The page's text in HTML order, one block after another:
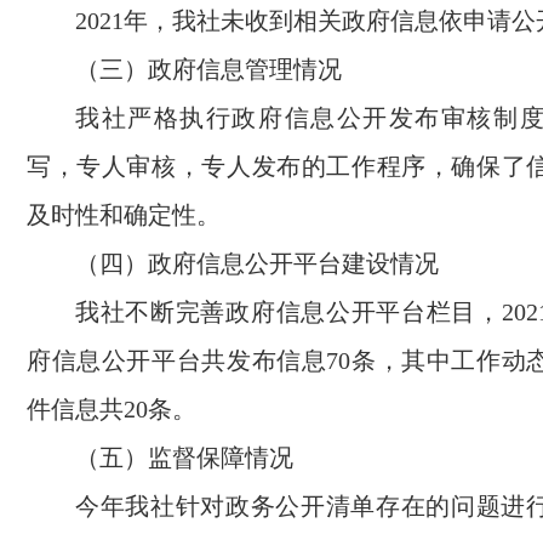
2021年，我社未收到相关政府信息依申请公
（三）政府信息管理情况
我社严格执行政府信息公开发布审核制
写，专人审核，专人发布的工作程序，确保了
及时性和确定性。
（四）政府信息公开平台建设情况
我社不断完善政府信息公开平台栏目，
府信息公开平台共发布信息70条，其中工作动
件信息共20条。
（五）监督保障情况
今年我社针对政务公开清单存在的问题进